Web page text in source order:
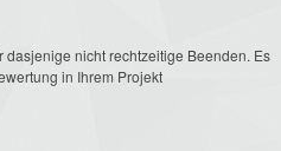
nicht rechtzeitige Beenden. Es
in Ihrem Projekt